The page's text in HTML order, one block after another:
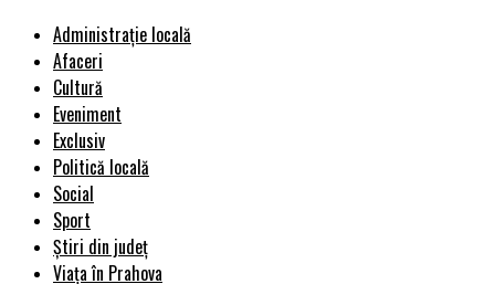
Administrație locală
Afaceri
Cultură
Eveniment
Exclusiv
Politică locală
Social
Sport
Știri din județ
Viața în Prahova